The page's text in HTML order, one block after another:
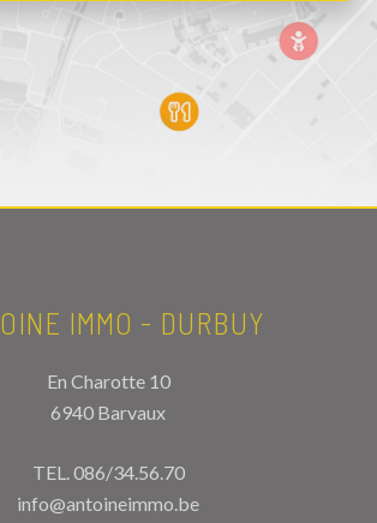
IMMO - DURBUY
En Charotte 10
6940 Barvaux
TEL. 086/34.56.70
info@antoineimmo.be